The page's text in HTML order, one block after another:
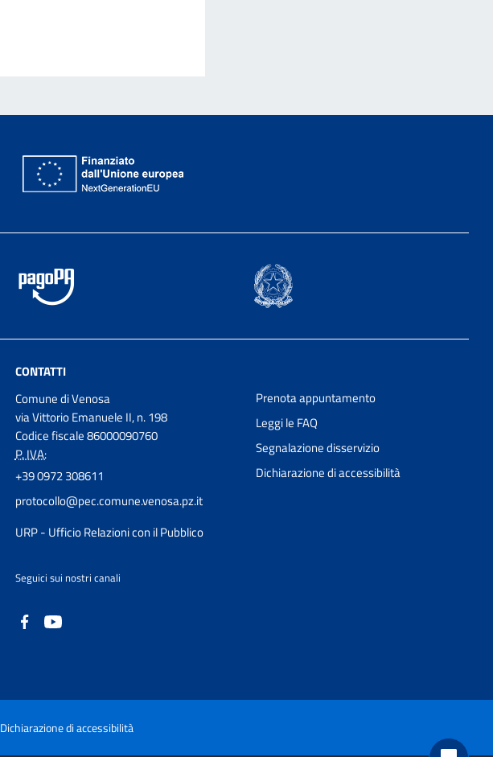
CONTATTI
Comune di Venosa
via Vittorio Emanuele II, n. 198
Codice fiscale 86000090760
P. IVA:
+39 0972 308611
protocollo@pec.comune.venosa.pz.it
URP - Ufficio Relazioni con il Pubblico
Seguici sui nostri canali
Prenota appuntamento
Leggi le FAQ
Segnalazione disservizio
Dichiarazione di accessibilità
Dichiarazione di accessibilità